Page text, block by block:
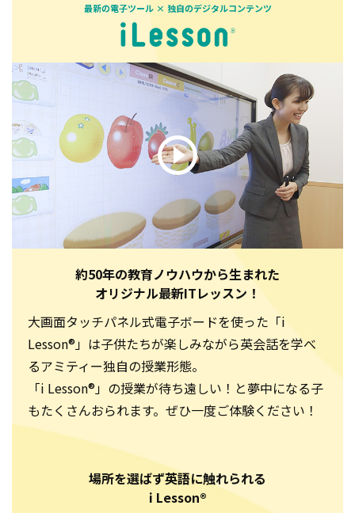
最新の電子ツール × 独自のデジタルコンテンツ
約50年の教育ノウハウから生まれた
オリジナル最新ITレッスン！
大画面タッチパネル式電子ボードを使った「i
Lesson®」は子供たちが楽しみながら英会話を学べ
るアミティー独自の授業形態。
「i Lesson®」の授業が待ち遠しい！と夢中になる子
もたくさんおられます。ぜひ一度ご体験ください！
場所を選ばず英語に触れられる
i Lesson®